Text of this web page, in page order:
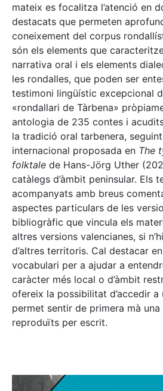
mateix es focalitza l’atenció en
destacats que permeten
coneixement del corpus
són els elements que
narrativa oral i els elements
les rondalles, que poden ser
testimoni lingüístic excepcional
«rondallari de Tàrbena»
antologia de 235 contes i
la tradició oral tarbenera,
internacional proposada en The
folktale de Hans-Jörg Uther
catàlegs d’àmbit peninsular. Els
acompanyats amb breus
aspectes particulars de les
bibliogràfic que vincula els
altres versions valencianes, si
d’altres territoris. Cal destacar en
vocabulari per a ajudar a
caràcter més local o d’àmbit
ofereix la possibilitat d’accedir a
permet sentir de primera mà
reproduïts per escrit.